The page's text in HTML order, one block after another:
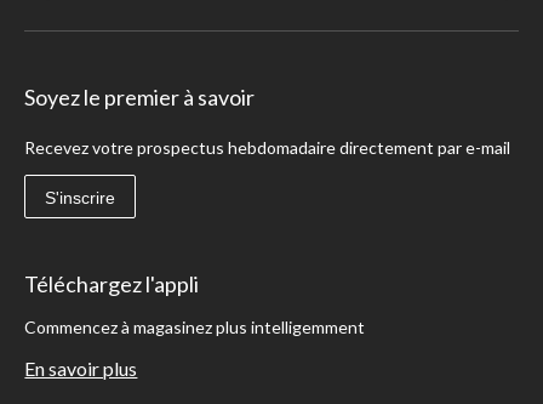
Soyez le premier à savoir
Recevez votre prospectus hebdomadaire directement par e-mail
S'inscrire
Téléchargez l'appli
Commencez à magasinez plus intelligemment
En savoir plus